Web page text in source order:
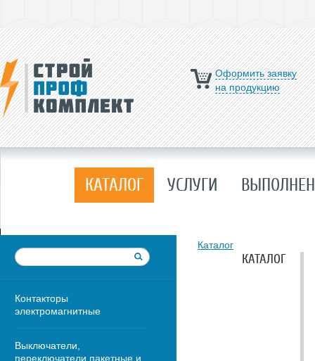
Оформить заявку
на продукцию
КАТАЛОГ УСЛУГИ
Контакторы
электромагнитные
Выключатели,
переключатели пакетные и
Каталог
КАТАЛОГ